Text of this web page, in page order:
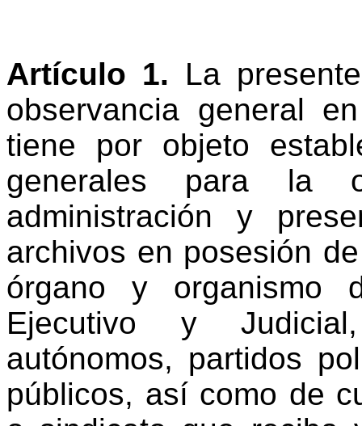
Artículo 1. La presente
observancia general
en
tiene por objeto
generales para la
administración y
archivos en posesión
órgano
y organismo
Ejecutivo
y
Judicial,
autónomos, partidos
públicos, así como de